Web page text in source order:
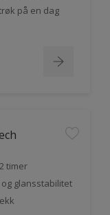
på en dag
timer
glansstabilitet